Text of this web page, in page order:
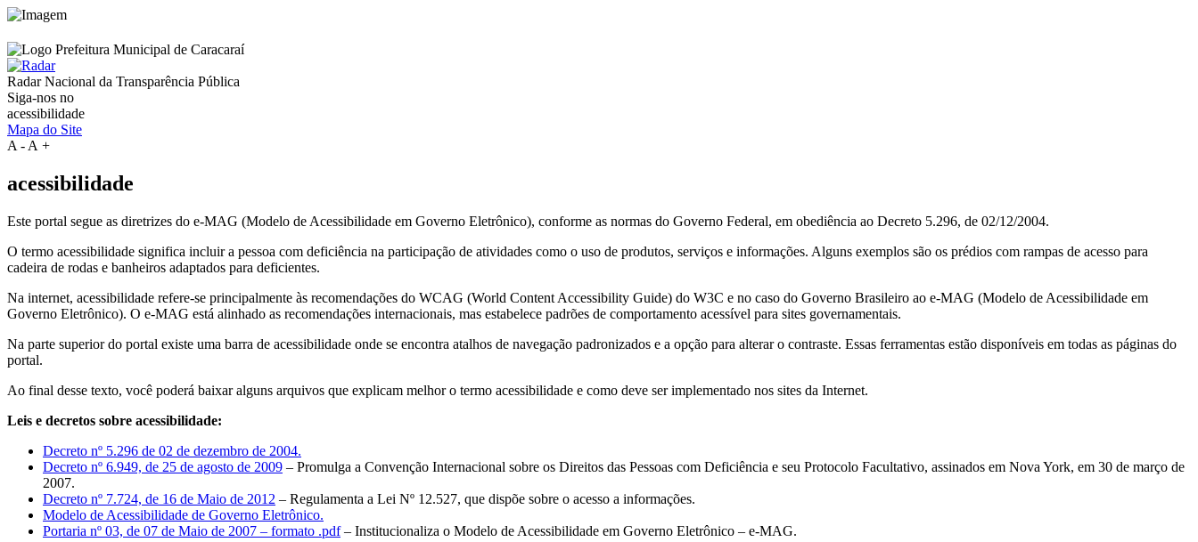
Radar Nacional da Transparência Pública
Siga-nos no
acessibilidade
Mapa do Site
A-A +
acessibilidade
Este portal segue as diretrizes do e-MAG (Modelo de Acessibilidade em Governo Eletrônico), conforme as normas do Governo Federal, em obediência ao Decreto 5.296, de 02/12/2004.
O termo acessibilidade significa incluir a pessoa com deficiência na participação de atividades como o uso de produtos, serviços e informações. Alguns exemplos são os prédios com rampas de acesso para
cadeira de rodas e banheiros adaptados para deficientes.
Na internet, acessibilidade refere-se principalmente às recomendações do WCAG (World Content Accessibility Guide) do W3C e no caso do Governo Brasileiro ao e-MAG (Modelo de Acessibilidade em
Governo Eletrônico). O e-MAG está alinhado as recomendações internacionais, mas estabelece padrões de comportamento acessível para sites governamentais.
Na parte superior do portal existe uma barra de acessibilidade onde se encontra atalhos de navegação padronizados e a opção para alterar o contraste. Essas ferramentas estão disponíveis em todas as páginas do
portal.
Ao final desse texto, você poderá baixar alguns arquivos que explicam melhor o termo acessibilidade e como deve ser implementado nos sites da Internet.
Leis e decretos sobre acessibilidade:
Decreto nº 5.296 de 02 de dezembro de 2004.
Decreto nº 6.949, de 25 de agosto de 2009 – Promulga a Convenção Internacional sobre os Direitos das Pessoas com Deficiência e seu Protocolo Facultativo, assinados em Nova York, em 30 de março de
2007.
Decreto nº 7.724, de 16 de Maio de 2012 – Regulamenta a Lei Nº 12.527, que dispõe sobre o acesso a informações.
Modelo de Acessibilidade de Governo Eletrônico.
Portaria nº 03, de 07 de Maio de 2007 – formato .pdf– Institucionaliza o Modelo de Acessibilidade em Governo Eletrônico – e-MAG.